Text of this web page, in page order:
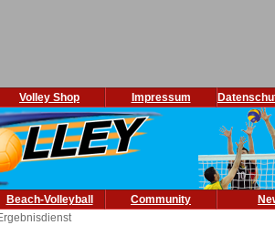
Volley Shop Impressum
Beach-Volleyball Community